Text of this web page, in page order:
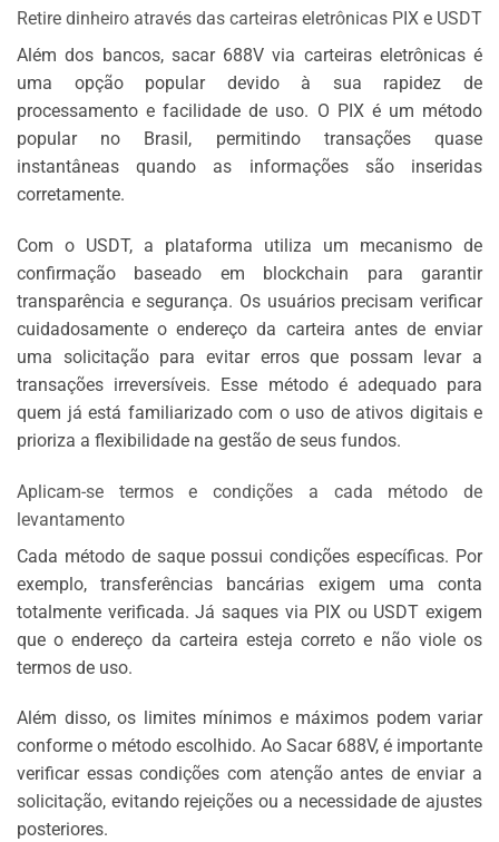
Retire dinheiro através das carteiras eletrônicas PIX e USDT
Além dos bancos, sacar 688V via carteiras eletrônicas é
uma opção popular devido à sua rapidez de
processamento e facilidade de uso. O PIX é um método
popular no Brasil, permitindo transações quase
instantâneas quando as informações são inseridas
corretamente.
Com o USDT, a plataforma utiliza um mecanismo de
confirmação baseado em blockchain para garantir
transparência e segurança. Os usuários precisam verificar
cuidadosamente o endereço da carteira antes de enviar
uma solicitação para evitar erros que possam levar a
transações irreversíveis. Esse método é adequado para
quem já está familiarizado com o uso de ativos digitais e
prioriza a flexibilidade na gestão de seus fundos.
Aplicam-se termos e condições a cada método de
levantamento
Cada método de saque possui condições específicas. Por
exemplo, transferências bancárias exigem uma conta
totalmente verificada. Já saques via PIX ou USDT exigem
que o endereço da carteira esteja correto e não viole os
termos de uso.
Além disso, os limites mínimos e máximos podem variar
conforme o método escolhido. Ao Sacar 688V, é importante
verificar essas condições com atenção antes de enviar a
solicitação, evitando rejeições ou a necessidade de ajustes
posteriores.